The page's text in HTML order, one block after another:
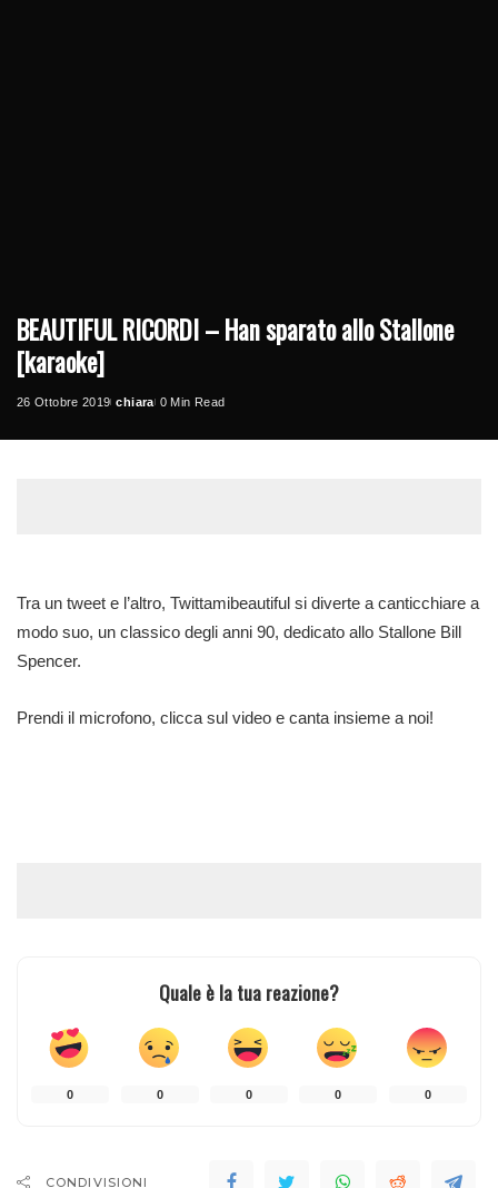
BEAUTIFUL RICORDI – Han sparato allo Stallone
[karaoke]
26 Ottobre 2019
Posted
chiara 0 Min Read
Tra un tweet e l’altro, Twittamibeautiful si diverte a canticchiare a
modo suo, un classico degli anni 90, dedicato allo Stallone Bill
Spencer.
Prendi il microfono, clicca sul video e canta insieme a noi!
Quale è la tua reazione?
0 0 0 0 0
CONDIVISIONI